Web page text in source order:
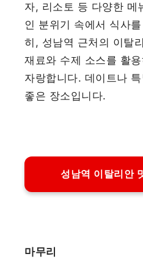
자, 리소토 등 다양한 메
인 분위기 속에서 식사
히, 성남역 근처의 이탈
재료와 수제 소스를 활
자랑합니다. 데이트나
좋은 장소입니다.
성남역 이탈리안
마무리